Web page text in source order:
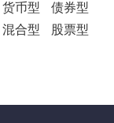
货币型
债券型
混合型
股票型